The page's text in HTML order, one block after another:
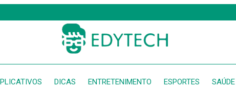
DICAS ENTRETENIMENTO ESPORTES SAÚDE